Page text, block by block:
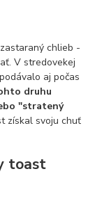
nábytok
Boxy a obedáre
chlieb -
V stredovekej
aj počas
druhu
"stratený
získal svoju chuť
toast